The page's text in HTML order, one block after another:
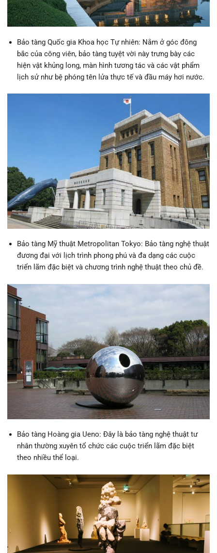
Bảo tàng Quốc gia Khoa học Tự nhiên: Nằm ở góc đông
bắc của công viên, bảo tàng tuyệt vời này trưng bày các
hiện vật khủng long, màn hình tương tác và các vật phẩm
lịch sử như bệ phóng tên lửa thực tế và đầu máy hơi nước.
Bảo tàng Mỹ thuật Metropolitan Tokyo: Bảo tàng nghệ thuật
đương đại với lịch trình phong phú và đa dạng các cuộc
triển lãm đặc biệt và chương trình nghệ thuật theo chủ đề.
Bảo tàng Hoàng gia Ueno: Đây là bảo tàng nghệ thuật tư
nhân thường xuyên tổ chức các cuộc triển lãm đặc biệt
theo nhiều thể loại.